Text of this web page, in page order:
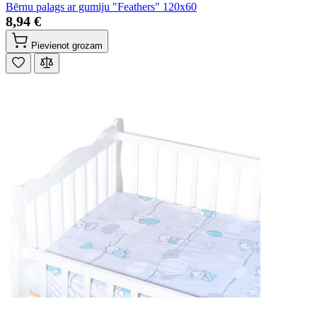
Bērnu palags ar gumiju "Feathers" 120x60
8,94 €
Pievienot grozam